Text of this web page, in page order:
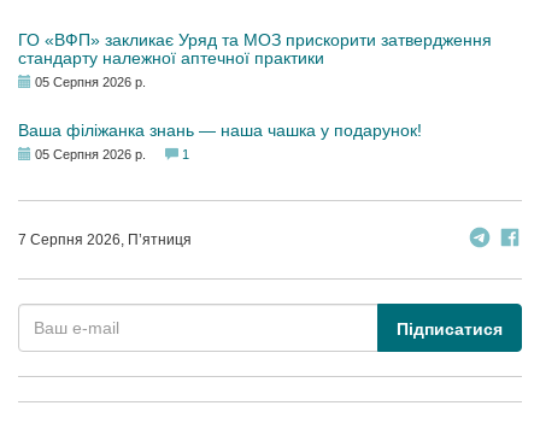
ГО «ВФП» закликає Уряд та МОЗ прискорити затвердження
стандарту належної аптечної практики
05 Серпня 2026 р.
Ваша філіжанка знань — наша чашка у подарунок!
05 Серпня 2026 р. 1
7 Серпня 2026, П’ятниця
Підписатися